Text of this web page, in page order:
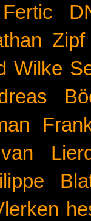
Zipf
Wilke